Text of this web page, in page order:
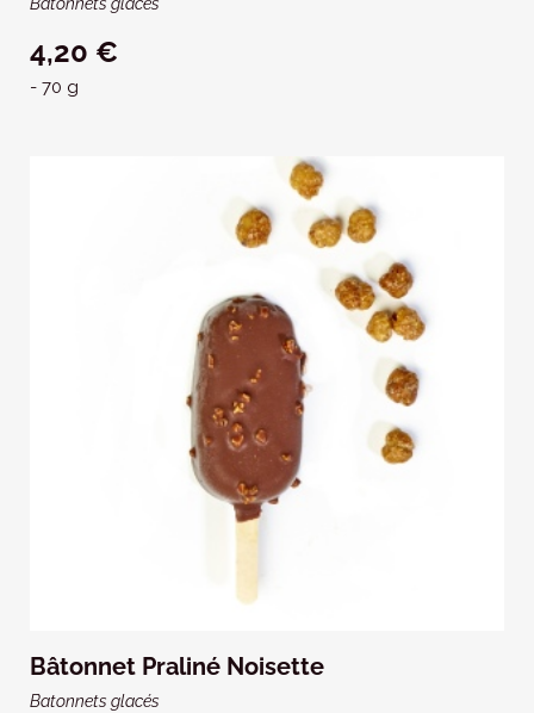
4,20 €
- 70 g
Bâtonnet Praliné Noisette
Batonnets glacés